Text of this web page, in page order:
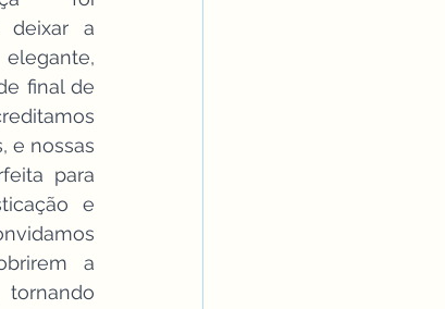
deixar a
final de
e nossas
para
e
a